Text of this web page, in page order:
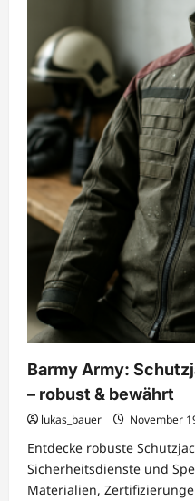
GmbH
–
Schutz
für
Einsätze
Barmy Army:
– robust & bewährt
lukas_bauer November
Entdecke robuste
Sicherheitsdienste und
Materialien,